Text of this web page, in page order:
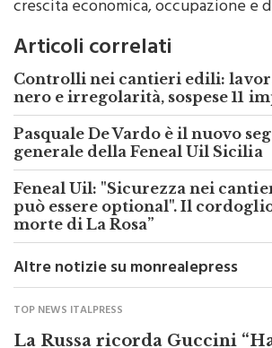
Articoli correlati
Controlli nei cantieri edili:
nero e irregolarità, sospese 11
Pasquale De Vardo è il nuovo
generale della Feneal Uil Sicilia
Feneal Uil: "Sicurezza nei
può essere optional". Il cordoglio
morte di La Rosa”
Altre notizie su monrealepress
TOP NEWS ITALPRESS
La Russa ricorda Guccini “Ha
accompagnato con la sua